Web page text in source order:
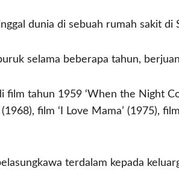
dunia di sebuah rumah sakit
selama beberapa tahun,
tahun 1959 ‘When the Night
(1968), film ‘I Love Mama’ (1975),
terdalam kepada